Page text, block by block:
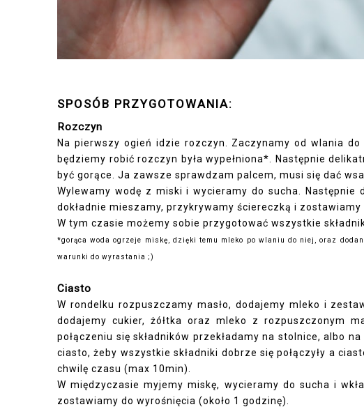
SPOSÓB PRZYGOTOWANIA:
Rozczyn
Na pierwszy ogień idzie rozczyn. Zaczynamy od wlania
będziemy robić rozczyn była wypełniona*. Następnie
być gorące. Ja zawsze sprawdzam palcem, musi się dać
Wylewamy wodę z miski i wycieramy do sucha. Następnie
dokładnie mieszamy, przykrywamy ściereczką i zostawiamy
W tym czasie możemy sobie przygotować wszystkie
*gorąca woda ogrzeje miskę, dzięki temu mleko po wlaniu do niej, oraz
warunki do wyrastania ;)
Ciasto
W rondelku rozpuszczamy masło, dodajemy mleko i
dodajemy cukier, żółtka oraz mleko z rozpuszczonym
połączeniu się składników przekładamy na stolnice, albo
ciasto, żeby wszystkie składniki dobrze się połączyły a
chwilę czasu (max 10min).
W międzyczasie myjemy miskę, wycieramy do sucha i
zostawiamy do wyrośnięcia (około 1 godzinę).